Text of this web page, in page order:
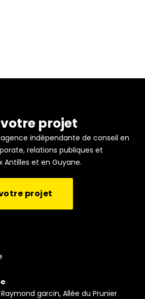
projet
indépendante de conseil en
relations publiques et
et en Guyane.
projet
garcin, Allée du Prunier